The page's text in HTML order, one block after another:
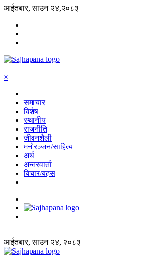
आईतबार, साउन २४,२०८३
×
समाचार
विशेष
स्थानीय
राजनीति
जीवनशैली
मनोरञ्जन/साहित्य
अर्थ
अन्तरवार्ता
विचार/बहस
आईतबार, साउन २४, २०८३